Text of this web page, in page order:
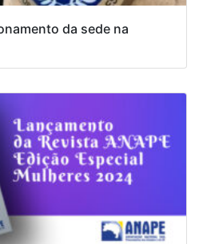
da sede na